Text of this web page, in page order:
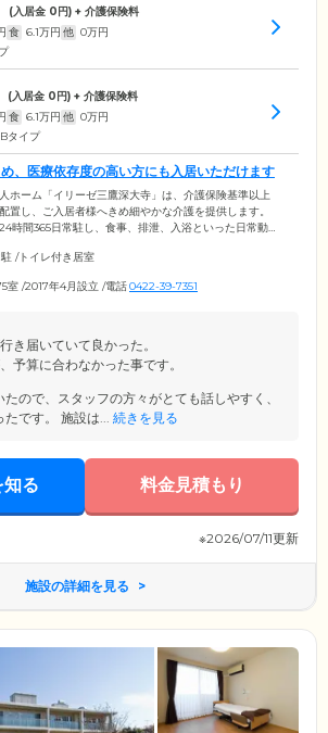
(入居金 0円) + 介護保険料
食 6.1万円 他 0万円
(入居金 0円) + 介護保険料
食 6.1万円 他 0万円
タイプ
、医療依存度の高い方にも入居いただけます
ホーム「イリーゼ三鷹深大寺」は、介護保険基準以上
置し、ご入居者様へきめ細やかな介護を提供します。
時間365日常駐し、食事、排泄、入浴といった日常動作
め、離れて暮らすご家族様にも安心いただける見守り
の健康維持に努めます。さらに外部医療機関との連携
/トイレ付き居室
室 /2017年4月設立 /電話0422-39-7351
き届いていて良かった。
予算に合わなかった事です。
ので、スタッフの方々がとても話しやすく、
です。 施設は... 続きを見る
る 料金見積もり
※2026/07/11更新
施設の詳細を見る